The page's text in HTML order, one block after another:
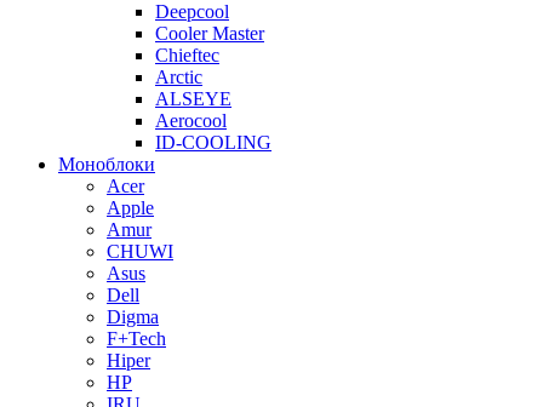
Deepcool
Cooler Master
Chieftec
Arctic
ALSEYE
Aerocool
ID-COOLING
Моноблоки
Acer
Apple
Amur
CHUWI
Asus
Dell
Digma
F+Tech
Hiper
HP